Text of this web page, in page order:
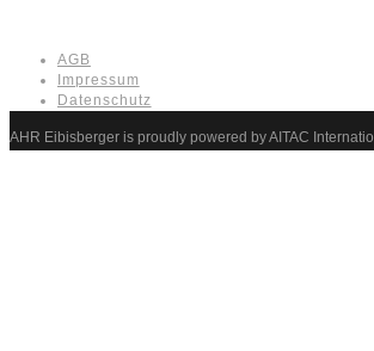
AGB
Impressum
Datenschutz
AHR Eibisberger is proudly powered by AITAC